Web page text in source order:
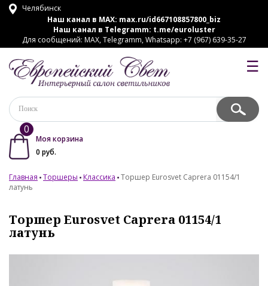
Челябинск
Наш канал в MAX: max.ru/id667108857800_biz
Наш канал в Telegramm: t.me/euroluster
Для сообщений: MAX, Telegramm, Whatsapp: +7 (967) 639-35-27
☰
0
Моя корзина
0 руб.
Главная Торшеры Классика Торшер Eurosvet Caprera 01154/1
латунь
Торшер Eurosvet Caprera 01154/1
латунь